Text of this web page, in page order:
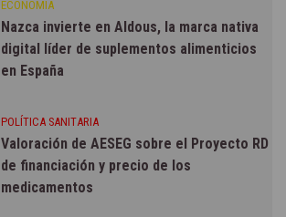
ECONOMÍA
Nazca invierte en Aldous, la marca nativa
digital líder de suplementos alimenticios
en España
POLÍTICA SANITARIA
Valoración de AESEG sobre el Proyecto RD
de financiación y precio de los
medicamentos